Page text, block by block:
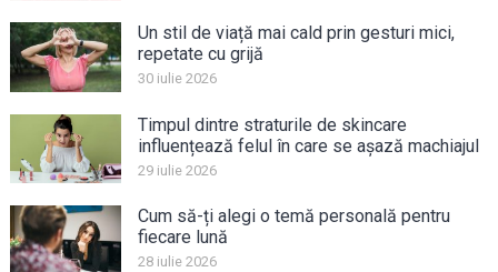
Un stil de viață mai cald prin gesturi mici,
repetate cu grijă
30 iulie 2026
Timpul dintre straturile de skincare
influențează felul în care se așază machiajul
29 iulie 2026
Cum să-ți alegi o temă personală pentru
fiecare lună
28 iulie 2026